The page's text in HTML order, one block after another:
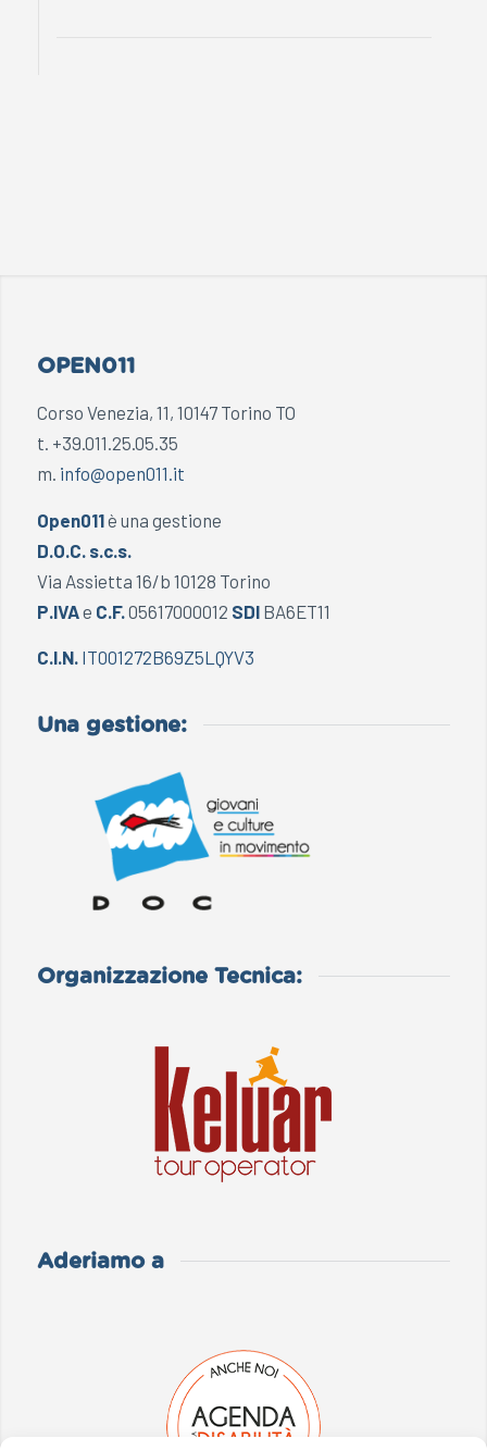
OPEN011
Corso Venezia, 11, 10147 Torino TO
t. +39.011.25.05.35
m. info@open011.it
Open011è una gestione
D.O.C. s.c.s.
Via Assietta 16/b 10128 Torino
P.IVAe C.F. 05617000012 SDI BA6ET11
C.I.N. IT001272B69Z5LQYV3
Una gestione:
Organizzazione Tecnica:
Aderiamo a